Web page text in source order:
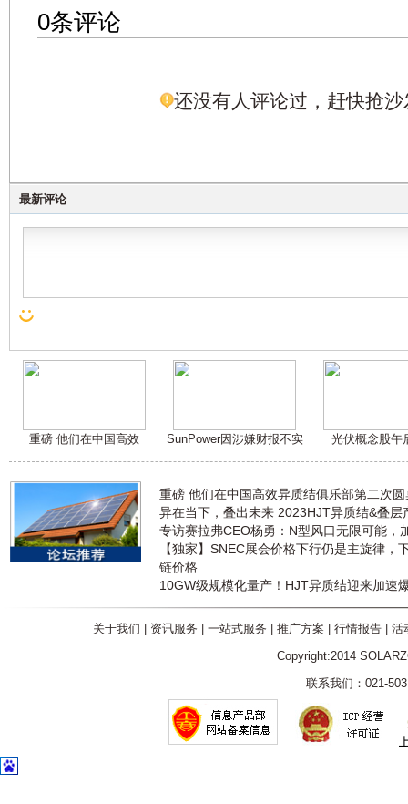
0条评论
还没有人评论过，赶快抢沙
最新评论
重磅 他们在中国高效 SunPower因涉嫌财报不实 光伏概念股午
重磅 他们在中国高效异质结俱乐部第二次
异在当下，叠出未来 2023HJT异质结&叠层
专访赛拉弗CEO杨勇：N型风口无限可能，
【独家】SNEC展会价格下行仍是主旋律，
链价格
10GW级规模化量产！HJT异质结迎来加速
关于我们 资讯服务 一站式服务 推广方案 行情报告| 活
Copyright:2014
联系我们：021-